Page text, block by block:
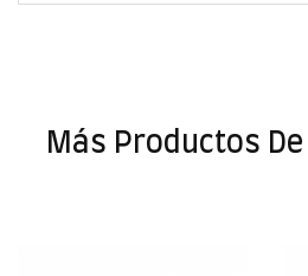
Más Productos